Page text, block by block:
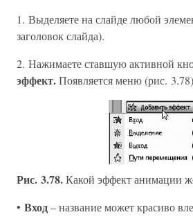
1. Выделяете на слайде любой
заголовок слайда).
2. Нажимаете ставшую активной
эффект.Появляется меню (рис.
Рис. 3.78.Какой эффект анимации
• Вход– название может красиво